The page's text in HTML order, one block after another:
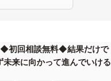
◆初回相談無料◆結果だけで
来に向かって進んでいける